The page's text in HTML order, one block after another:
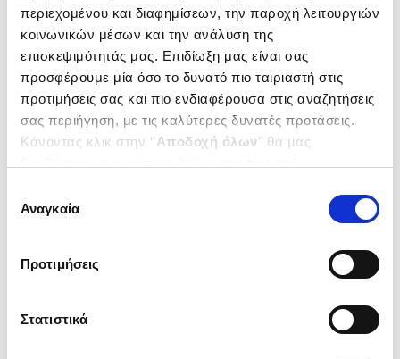
περιεχομένου και διαφημίσεων, την παροχή λειτουργιών
κοινωνικών μέσων και την ανάλυση της
επισκεψιμότητάς μας. Επιδίωξη μας είναι σας
προσφέρουμε μία όσο το δυνατό πιο ταιριαστή στις
προτιμήσεις σας και πιο ενδιαφέρουσα στις αναζητήσεις
σας περιήγηση, με τις καλύτερες δυνατές προτάσεις.
Κάνοντας κλικ στην ‘’Αποδοχή όλων’’ θα μας
ενδιαφέρουν και να επιλέξετε από τα παρακάτω με την
΄΄και να ενημερωθείτε σχετικά με
συγκατάθεσης
Αναγκαία
Προτιμήσεις
Στατιστικά